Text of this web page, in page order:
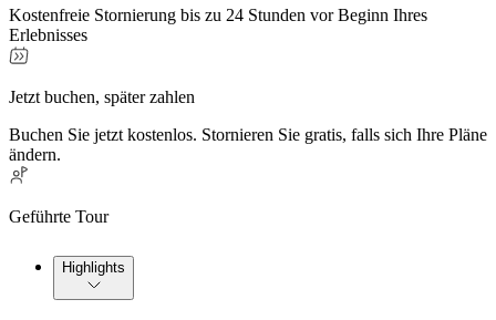
Kostenfreie Stornierung bis zu 24 Stunden vor Beginn Ihres
Erlebnisses
Jetzt buchen, später zahlen
Buchen Sie jetzt kostenlos. Stornieren Sie gratis, falls sich Ihre Pläne
ändern.
Geführte Tour
Highlights